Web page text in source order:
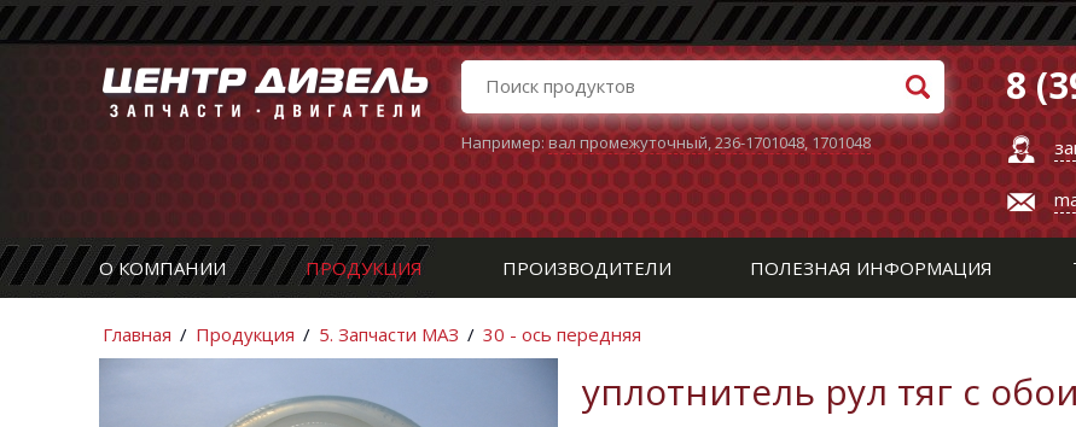
Например:вал промежуточный,236-1701048,1701048
8
О КОМПАНИИ ПРОДУКЦИЯ ПРОИЗВОДИТЕЛИ ПОЛЕЗНАЯ ИНФОРМАЦИЯ
Главная / Продукция / 5. Запчасти МАЗ / 30 - ось передняя
уплотнитель рул тяг с